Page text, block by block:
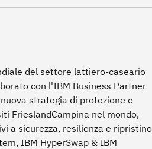
del settore lattiero-caseario
con l'IBM Business Partner
strategia di protezione e
FrieslandCampina nel mondo,
a sicurezza, resilienza e ripristino
IBM HyperSwap & IBM